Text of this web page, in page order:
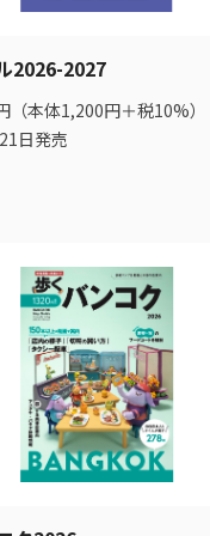
2026-2027
（本体1,200円＋税10%）
日発売